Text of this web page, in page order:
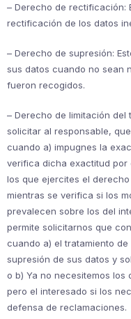
– Derecho de rectificación:
rectificación de los datos
– Derecho de supresión:
sus datos cuando no sean
fueron recogidos.
– Derecho de limitación del
solicitar al responsable,
cuando a) impugnes la
verifica dicha exactitud por
los que ejercites el
mientras se verifica si los
prevalecen sobre los del
permite solicitarnos que
cuando a) el tratamiento
supresión de sus datos y
o b) Ya no necesitemos los
pero el interesado si los
defensa de reclamaciones.